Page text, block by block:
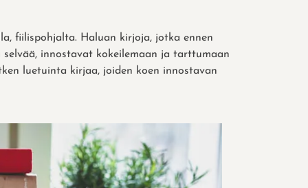
fiilispohjalta. Haluan kirjoja, jotka ennen
innostavat kokeilemaan ja tarttumaan
luetuinta kirjaa, joiden koen innostavan